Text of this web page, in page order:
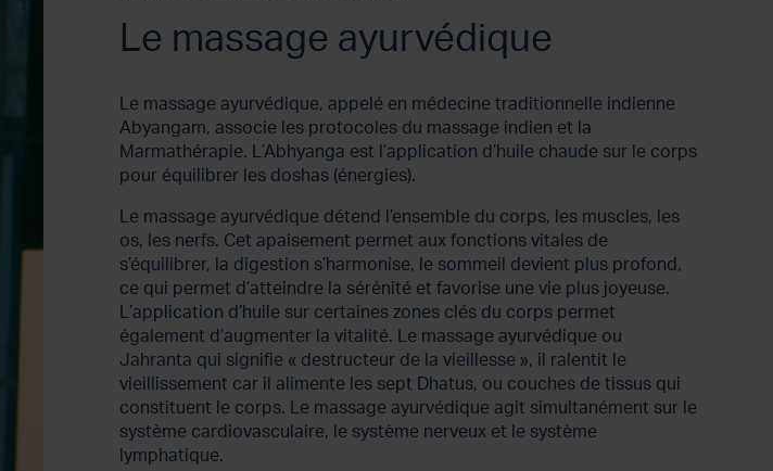
Le massage ayurvédique
Le massage ayurvédique, appelé en médecine traditionnelle indienne
Abyangam, associe les protocoles du massage indien et la
Marmathérapie. L’Abhyanga est l’application d’huile chaude sur le corps
pour équilibrer les doshas (énergies).
Le massage ayurvédique détend l’ensemble du corps, les muscles, les
os, les nerfs. Cet apaisement permet aux fonctions vitales de
s’équilibrer, la digestion s’harmonise, le sommeil devient plus profond,
ce qui permet d’atteindre la sérénité et favorise une vie plus joyeuse.
L’application d’huile sur certaines zones clés du corps permet
également d’augmenter la vitalité. Le massage ayurvédique ou
Jahranta qui signifie « destructeur de la vieillesse », il ralentit le
vieillissement car il alimente les sept Dhatus, ou couches de tissus qui
constituent le corps. Le massage ayurvédique agit simultanément sur le
système cardiovasculaire, le système nerveux et le système
lymphatique.